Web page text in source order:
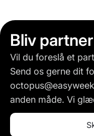
Bliv partner
Vil du foreslå et
Send os gerne dit
anden måde. Vi